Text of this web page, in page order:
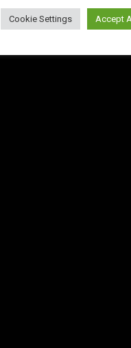
Cookie Settings Accept